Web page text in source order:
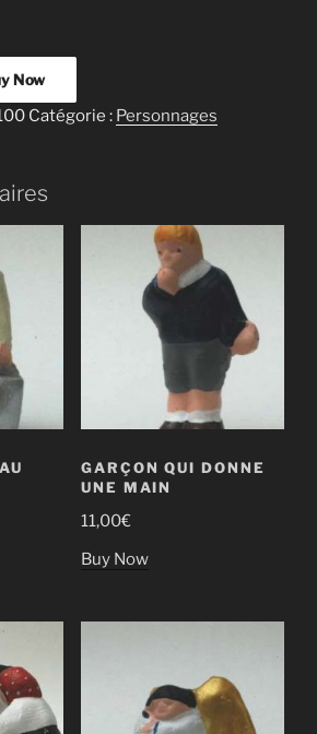
Now
Catégorie : Personnages
GARÇON QUI DONNE
UNE MAIN
11,00€
Buy Now